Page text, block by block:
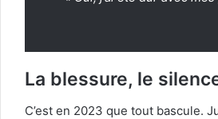
La blessure, le
C’est en 2023 que tout bascule.